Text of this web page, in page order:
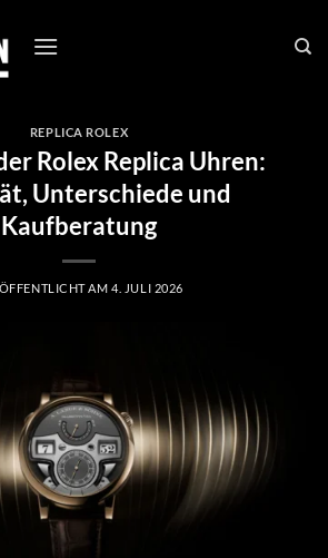
REPLICA ROLEX
Rolex Replica Uhren:
Unterschiede und
Kaufberatung
AM4. JULI 2026